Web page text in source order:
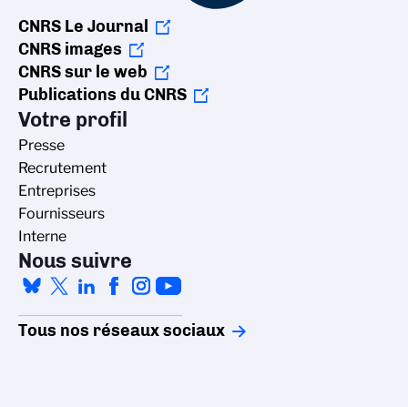
CNRS Le Journal
CNRS images
CNRS sur le web
Publications du CNRS
Votre profil
Presse
Recrutement
Entreprises
Fournisseurs
Interne
Nous suivre
Tous nos réseaux sociaux